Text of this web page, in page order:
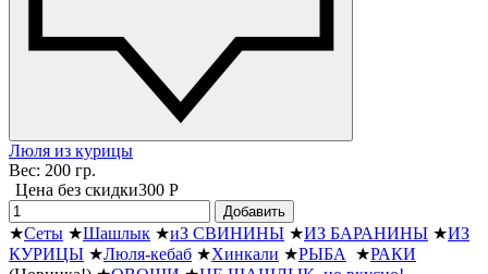
Люля из курицы
Вес: 200 гр.
Цена без скидки300 P
Добавить
★Сеты ★Шашлык ★иЗ СВИНИНЫ ★ИЗ БАРАНИНЫ ★ИЗ
КУРИЦЫ ★Люля-кебаб ★Хинкали ★РЫБА ★РАКИ